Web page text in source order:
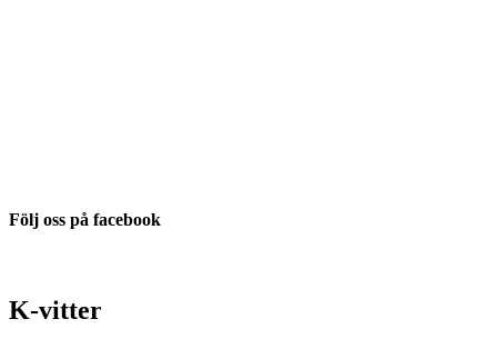
Följ oss på facebook
K-vitter